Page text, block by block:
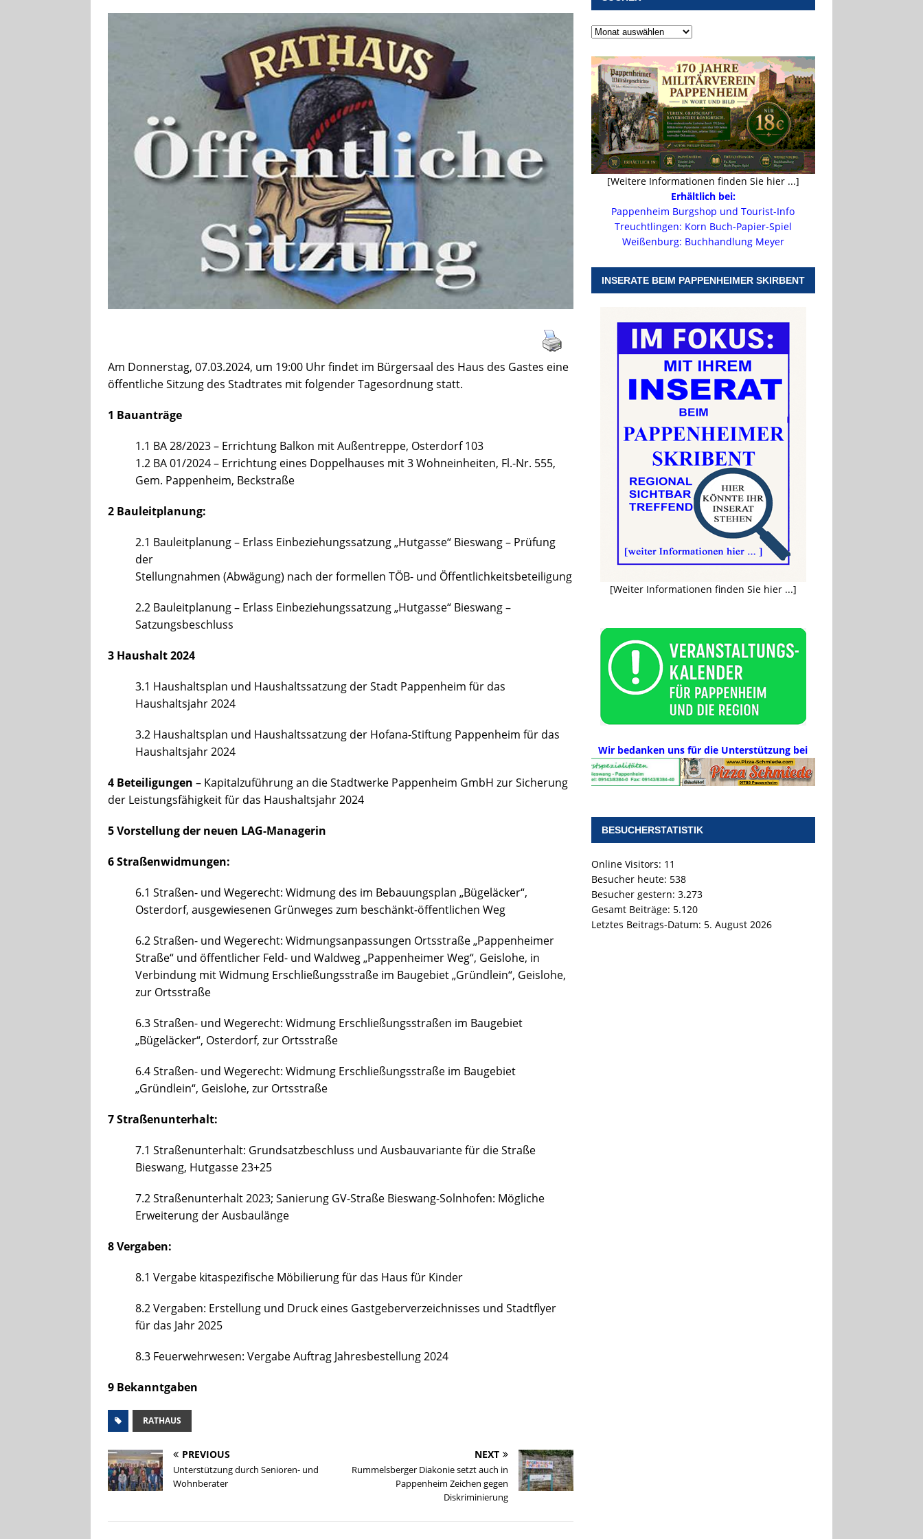
Aiwanger
VERANSTALTUNGEN
[ 3. August 2026 ]
Neue Naturparkführer verstärken das Angebot im Altmühltal
TOURISTIK
[ 5. August 2026 ] Stellenangebot beim Wasserzweckverband links der Altmühl
UNTERNEHMEN
Am Donnerstag, 07.03.2024, um 19:00 Uhr findet im Bürgersaal des Haus des Gastes eine
öffentliche Sitzung des Stadtrates mit folgender Tagesordnung statt.
1 Bauanträge
1.1 BA 28/2023 – Errichtung Balkon mit Außentreppe, Osterdorf 103
1.2 BA 01/2024 – Errichtung eines Doppelhauses mit 3 Wohneinheiten, Fl.-Nr. 555,
Gem. Pappenheim, Beckstraße
2 Bauleitplanung:
2.1 Bauleitplanung – Erlass Einbeziehungssatzung „Hutgasse“ Bieswang – Prüfung
der
Stellungnahmen (Abwägung) nach der formellen TÖB- und Öffentlichkeitsbeteiligung
2.2 Bauleitplanung – Erlass Einbeziehungssatzung „Hutgasse“ Bieswang –
Satzungsbeschluss
3 Haushalt 2024
3.1 Haushaltsplan und Haushaltssatzung der Stadt Pappenheim für das
Haushaltsjahr 2024
3.2 Haushaltsplan und Haushaltssatzung der Hofana-Stiftung Pappenheim für das
Haushaltsjahr 2024
4 Beteiligungen – Kapitalzuführung an die Stadtwerke Pappenheim GmbH zur Sicherung
der Leistungsfähigkeit für das Haushaltsjahr 2024
5 Vorstellung der neuen LAG-Managerin
6 Straßenwidmungen:
6.1 Straßen- und Wegerecht: Widmung des im Bebauungsplan „Bügeläcker“,
Osterdorf, ausgewiesenen Grünweges zum beschänkt-öffentlichen Weg
6.2 Straßen- und Wegerecht: Widmungsanpassungen Ortsstraße „Pappenheimer
Straße“ und öffentlicher Feld- und Waldweg „Pappenheimer Weg“, Geislohe, in
Verbindung mit Widmung Erschließungsstraße im Baugebiet „Gründlein“, Geislohe,
zur Ortsstraße
6.3 Straßen- und Wegerecht: Widmung Erschließungsstraßen im Baugebiet
„Bügeläcker“, Osterdorf, zur Ortsstraße
6.4 Straßen- und Wegerecht: Widmung Erschließungsstraße im Baugebiet
„Gründlein“, Geislohe, zur Ortsstraße
7 Straßenunterhalt:
7.1 Straßenunterhalt: Grundsatzbeschluss und Ausbauvariante für die Straße
Bieswang, Hutgasse 23+25
7.2 Straßenunterhalt 2023; Sanierung GV-Straße Bieswang-Solnhofen: Mögliche
Erweiterung der Ausbaulänge
8 Vergaben:
8.1 Vergabe kitaspezifische Möbilierung für das Haus für Kinder
8.2 Vergaben: Erstellung und Druck eines Gastgeberverzeichnisses und Stadtflyer
für das Jahr 2025
8.3 Feuerwehrwesen: Vergabe Auftrag Jahresbestellung 2024
9 Bekanntgaben
RATHAUS
PREVIOUS
Unterstützung durch Senioren- und
Wohnberater
NEXT
Rummelsberger Diakonie setzt auch in
Pappenheim Zeichen gegen
Diskriminierung
[Weitere Informationen finden Sie hier ...]
Erhältlich bei:
Pappenheim Burgshop und Tourist-Info
Treuchtlingen: Korn Buch-Papier-Spiel
Weißenburg: Buchhandlung Meyer
INSERATE BEIM PAPPENHEIMER SKIRBENT
[Weiter Informationen finden Sie hier ...]
Wir bedanken uns für die Unterstützung bei
BESUCHERSTATISTIK
Online Visitors: 11
Besucher heute: 538
Besucher gestern: 3.273
Gesamt Beiträge: 5.120
Letztes Beitrags-Datum: 5. August 2026